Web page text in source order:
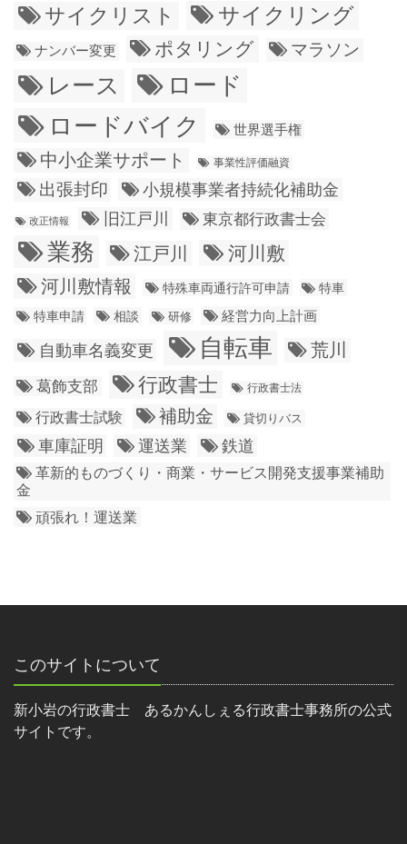
サイクリスト サイクリング
ナンバー変更 ポタリング マラソン
レース
ロード
ロードバイク
世界選手権
中小企業サポート 事業性評価融資
出張封印 小規模事業者持続化補助金
改正情報 旧江戸川 東京都行政書士会
業務 江戸川
河川敷
河川敷情報
特殊車両通行許可申請
特車
特車申請
相談 研修 経営力向上計画
自動車名義変更 自転車 荒川
葛飾支部 行政書士 行政書士法
行政書士試験 補助金 貸切りバス
車庫証明 運送業 鉄道
革新的ものづくり・商業・サービス開発支援事業補助
金
頑張れ！運送業
このサイトについて
新小岩の行政書士 あるかんしぇる行政書士事務所の公式
サイトです。